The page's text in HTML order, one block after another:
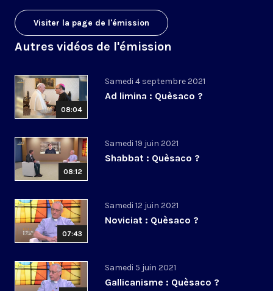
Visiter la page de l'émission
Autres vidéos de l'émission
08:04
Samedi 4 septembre 2021
Ad limina : Quèsaco ?
08:12
Samedi 19 juin 2021
Shabbat : Quèsaco ?
07:43
Samedi 12 juin 2021
Noviciat : Quèsaco ?
Samedi 5 juin 2021
Gallicanisme : Quèsaco ?